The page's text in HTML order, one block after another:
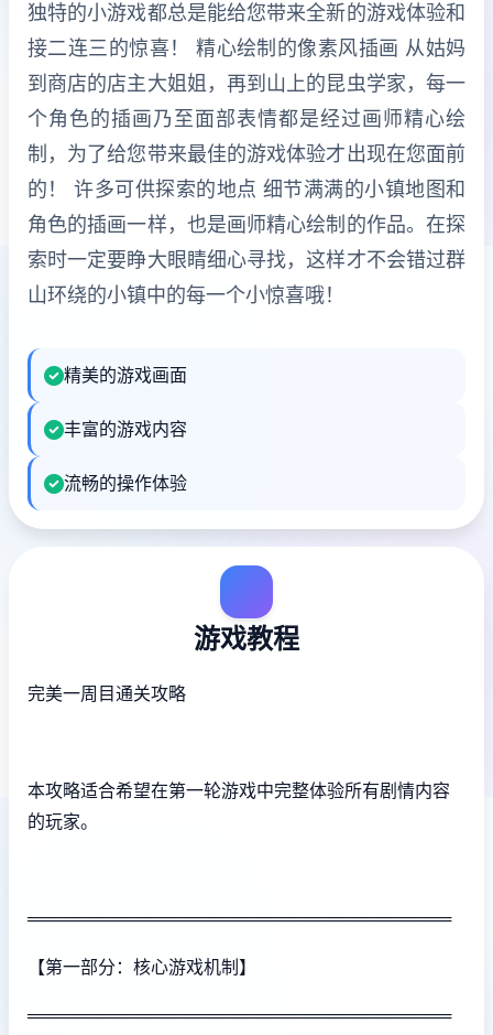
独特的小游戏都总是能给您带来全新的游戏体验和
接二连三的惊喜！ 精心绘制的像素风插画 从姑妈
到商店的店主大姐姐，再到山上的昆虫学家，每一
个角色的插画乃至面部表情都是经过画师精心绘
制，为了给您带来最佳的游戏体验才出现在您面前
的！ 许多可供探索的地点 细节满满的小镇地图和
角色的插画一样，也是画师精心绘制的作品。在探
索时一定要睁大眼睛细心寻找，这样才不会错过群
山环绕的小镇中的每一个小惊喜哦！
精美的游戏画面
丰富的游戏内容
流畅的操作体验
游戏教程
完美一周目通关攻略
本攻略适合希望在第一轮游戏中完整体验所有剧情内容
的玩家。
═══════════════════════════════════
【第一部分：核心游戏机制】
═══════════════════════════════════